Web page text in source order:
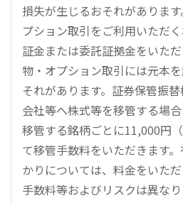
損失が生じるおそれがありま
プション取引をご利用いただ
証金または委託証拠金をいた
物・オプション取引には元本
それがあります。証券保管振
会社等へ株式等を移管する場合
移管する銘柄ごとに11,000円
て移管手数料をいただきます
かりについては、料金をいた
手数料等およびリスクは異な